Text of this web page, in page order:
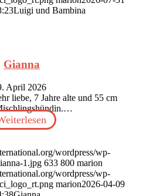
Luigi und Bambina
Gianna
April 2026
liebe, 7 Jahre alte und 55 cm
wordpress/wp-
1.jpg 633 800 marion
wordpress/wp-
marion2026-04-09